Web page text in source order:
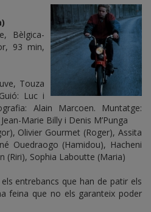
Bèlgica-
93 min,
Touza
Luc i
Alain Marcoen. Muntatge:
Marie Billy i Denis M’Punga
Olivier Gourmet (Roger), Assita
Ouedraogo (Hamidou), Hacheni
(Riri), Sophia Laboutte (Maria)
entrebancs que han de patir els
feina que no els garanteix poder